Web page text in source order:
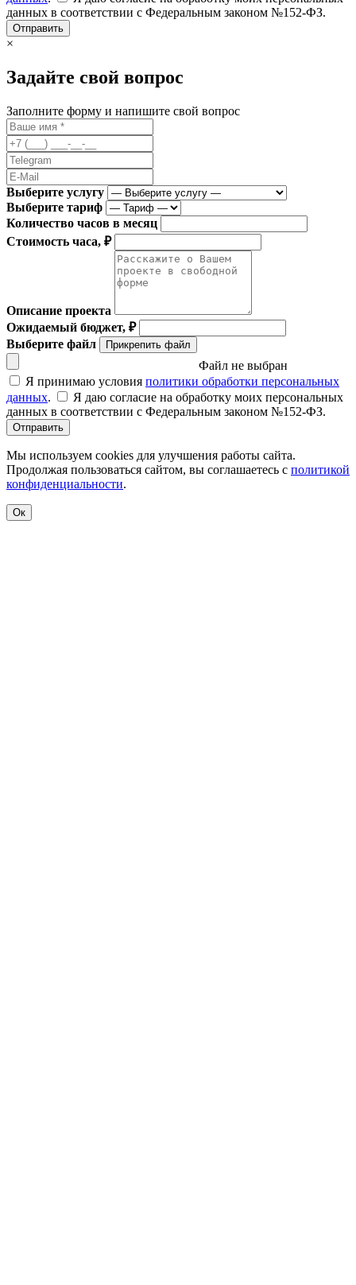
данных в соответствии с Федеральным законом №152-ФЗ.
Отправить
×
Задайте свой вопрос
Заполните форму и напишите свой вопрос
Выберите услугу
Выберите тариф
Количество часов в месяц
Стоимость часа, ₽
Описание проекта
Ожидаемый бюджет, ₽
Выберите файл
Прикрепить файл
Файл не выбран
Я принимаю условия политики обработки персональных
данных.
Я даю согласие на обработку моих персональных
данных в соответствии с Федеральным законом №152-ФЗ.
Отправить
Мы используем cookies для улучшения работы сайта.
Продолжая пользоваться сайтом, вы соглашаетесь с политикой
конфиденциальности.
Ок